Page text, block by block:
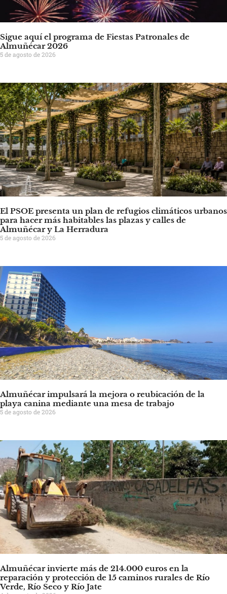
Sigue aquí el programa de Fiestas Patronales de
Almuñécar 2026
5 de agosto de 2026
El PSOE presenta un plan de refugios climáticos urbanos
para hacer más habitables las plazas y calles de
Almuñécar y La Herradura
5 de agosto de 2026
Almuñécar impulsará la mejora o reubicación de la
playa canina mediante una mesa de trabajo
5 de agosto de 2026
Almuñécar invierte más de 214.000 euros en la
reparación y protección de 15 caminos rurales de Río
Verde, Río Seco y Río Jate